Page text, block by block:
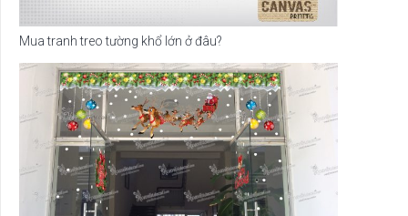
Mua tranh treo tường khổ lớn ở đâu?